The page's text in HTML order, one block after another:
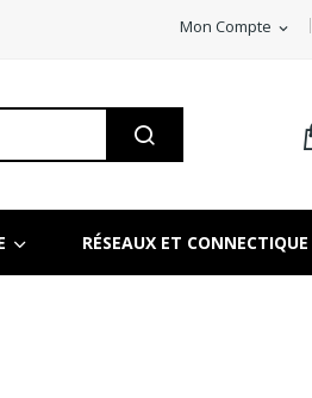
Mon Compte expand_more
RÉSEAUX ET CONNECTIQUE